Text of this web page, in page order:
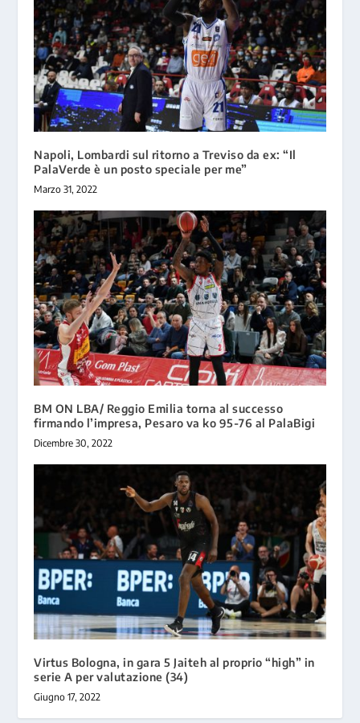
Napoli, Lombardi sul ritorno a Treviso da ex: “Il
PalaVerde è un posto speciale per me”
Marzo 31, 2022
BM ON LBA/ Reggio Emilia torna al successo
firmando l’impresa, Pesaro va ko 95-76 al PalaBigi
Dicembre 30, 2022
Virtus Bologna, in gara 5 Jaiteh al proprio “high” in
serie A per valutazione (34)
Giugno 17, 2022